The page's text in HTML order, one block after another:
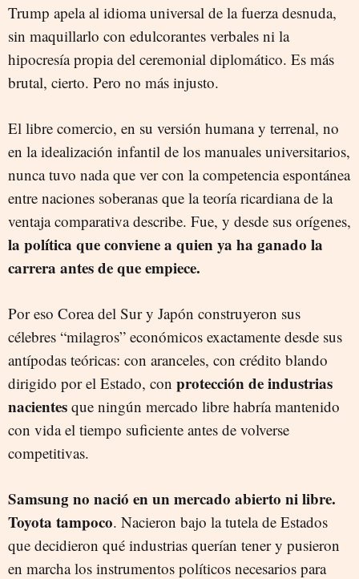
Trump apela al idioma universal de la fuerza desnuda,
sin maquillarlo con edulcorantes verbales ni la
hipocresía propia del ceremonial diplomático. Es más
brutal, cierto. Pero no más injusto.
El libre comercio, en su versión humana y terrenal, no
en la idealización infantil de los manuales universitarios,
nunca tuvo nada que ver con la competencia espontánea
entre naciones soberanas que la teoría ricardiana de la
ventaja comparativa describe. Fue, y desde sus orígenes,
la política que conviene a quien ya ha ganado la
carrera antes de que empiece.
Por eso Corea del Sur y Japón construyeron sus
célebres “milagros” económicos exactamente desde sus
antípodas teóricas: con aranceles, con crédito blando
dirigido por el Estado, con protección de industrias
nacientes que ningún mercado libre habría mantenido
con vida el tiempo suficiente antes de volverse
competitivas.
Samsung no nació en un mercado abierto ni libre.
Toyota tampoco. Nacieron bajo la tutela de Estados
que decidieron qué industrias querían tener y pusieron
en marcha los instrumentos políticos necesarios para